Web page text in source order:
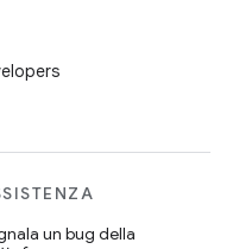
un bug della